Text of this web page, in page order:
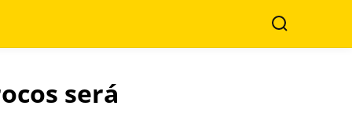
Buscar
será